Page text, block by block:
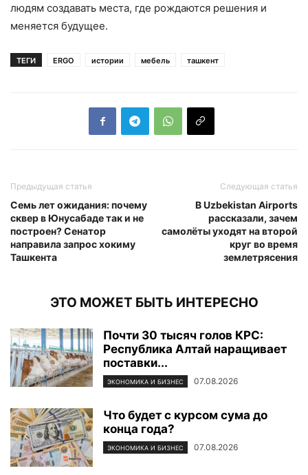
людям создавать места, где рождаются решения и
меняется будущее.
ТЕГИ ERGO истории мебель ташкент
Предыдущая статья
Семь лет ожидания: почему
сквер в Юнусабаде так и не
построен? Сенатор
направила запрос хокиму
Ташкента
Следующая статья
В Uzbekistan Airports
рассказали, зачем
самолёты уходят на второй
круг во время
землетрясения
ЭТО МОЖЕТ БЫТЬ ИНТЕРЕСНО
Почти 30 тысяч голов КРС:
Республика Алтай наращивает
поставки...
ЭКОНОМИКА И БИЗНЕС 07.08.2026
Что будет с курсом сума до
конца года?
ЭКОНОМИКА И БИЗНЕС 07.08.2026